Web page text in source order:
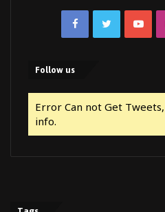
FacebookTwitter
Follow us
Error Can not Get
info.